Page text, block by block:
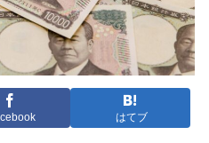
はてブ